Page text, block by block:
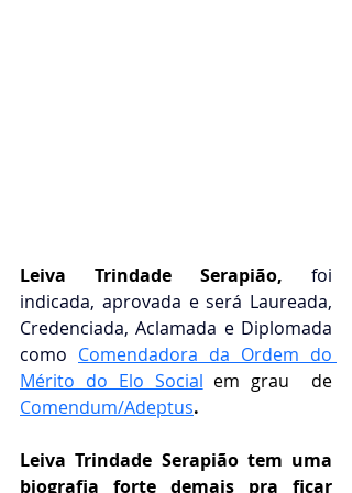
Leiva Trindade Serapião, foi
indicada, aprovada e será Laureada,
Credenciada, Aclamada e Diplomada
como Comendadora da Ordem do
Mérito do Elo Social
Comendum/Adeptus.
Leiva Trindade Serapião tem uma
biografia forte demais pra ficar